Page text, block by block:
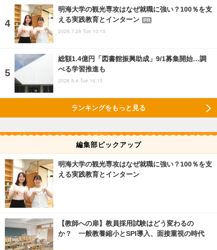
明海大学の観光専攻はなぜ就職に強い？100％を支
える実践教育とインターン
PR
2026.7.28 Tue 10:15
総額1.4億円「図書館振興助成」9/1募集開始…調
べる学習推進も
2026.8.4 Tue 16:15
ランキングをもっと見る
編集部ピックアップ
明海大学の観光専攻はなぜ就職に強い？100％を支
える実践教育とインターン
【教師への扉】教員採用試験はどう変わるの
か？ 一般教養縮小とSPI導入、面接重視の時代